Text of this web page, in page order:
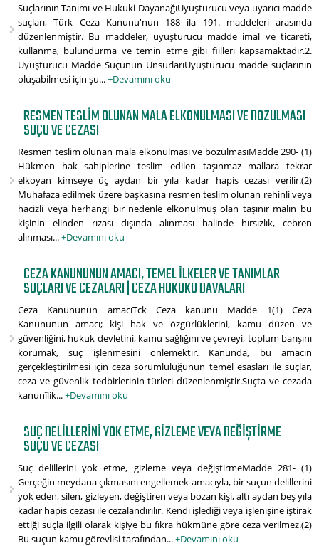
Suçlarının Tanımı ve Hukuki DayanağıUyuşturucu veya uyarıcı madde
suçları, Türk Ceza Kanunu'nun 188 ila 191. maddeleri arasında
düzenlenmiştir. Bu maddeler, uyuşturucu madde imal ve ticareti,
kullanma, bulundurma ve temin etme gibi fiilleri kapsamaktadır.2.
Uyuşturucu Madde Suçunun UnsurlarıUyuşturucu madde suçlarının
oluşabilmesi için şu...+Devamını oku
RESMEN TESLIM OLUNAN MALA ELKONULMASI VE BOZULMASI
SUÇU VE CEZASI
Resmen teslim olunan mala elkonulması ve bozulmasıMadde 290- (1)
Hükmen hak sahiplerine teslim edilen taşınmaz mallara tekrar
elkoyan kimseye üç aydan bir yıla kadar hapis cezası verilir.(2)
Muhafaza edilmek üzere başkasına resmen teslim olunan rehinli veya
hacizli veya herhangi bir nedenle elkonulmuş olan taşınır malın bu
kişinin elinden rızası dışında alınması halinde hırsızlık, cebren
alınması...+Devamını oku
CEZA KANUNUNUN AMACI, TEMEL İLKELER VE TANIMLAR
SUÇLARI VE CEZALARI | CEZA HUKUKU DAVALARI
Ceza Kanununun amacıTck Ceza kanunu Madde 1(1) Ceza
Kanununun amacı; kişi hak ve özgürlüklerini, kamu düzen ve
güvenliğini, hukuk devletini, kamu sağlığını ve çevreyi, toplum barışını
korumak, suç işlenmesini önlemektir. Kanunda, bu amacın
gerçekleştirilmesi için ceza sorumluluğunun temel esasları ile suçlar,
ceza ve güvenlik tedbirlerinin türleri düzenlenmiştir.Suçta ve cezada
kanunîlik...+Devamını oku
SUÇ DELILLERINI YOK ETME, GIZLEME VEYA DEĞIŞTIRME
SUÇU VE CEZASI
Suç delillerini yok etme, gizleme veya değiştirmeMadde 281- (1)
Gerçeğin meydana çıkmasını engellemek amacıyla, bir suçun delillerini
yok eden, silen, gizleyen, değiştiren veya bozan kişi, altı aydan beş yıla
kadar hapis cezası ile cezalandırılır. Kendi işlediği veya işlenişine iştirak
ettiği suçla ilgili olarak kişiye bu fıkra hükmüne göre ceza verilmez.(2)
Bu suçun kamu görevlisi tarafından...+Devamını oku